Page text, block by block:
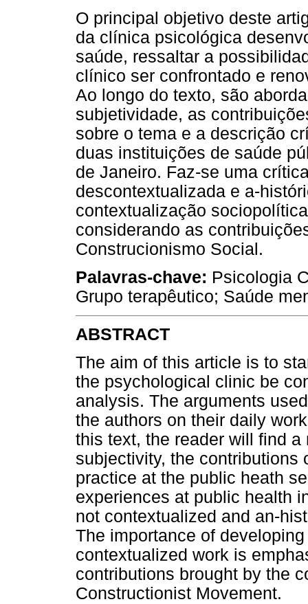
O principal objetivo deste
da clínica psicológica
saúde, ressaltar a
clínico ser confrontado e
Ao longo do texto, são
subjetividade, as
sobre o tema e a descrição
duas instituições de saúde
de Janeiro. Faz-se uma
descontextualizada e a-
contextualização
considerando as
Construcionismo Social.
Palavras-chave: Psicologia
Grupo terapêutico; Saúde
ABSTRACT
The aim of this article is to
the psychological clinic be
analysis. The arguments
the authors on their daily
this text, the reader will find
subjectivity, the contributions
practice at the public heath
experiences at public health
not contextualized and an-
The importance of
contextualized work is
contributions brought by the
Constructionist Movement.